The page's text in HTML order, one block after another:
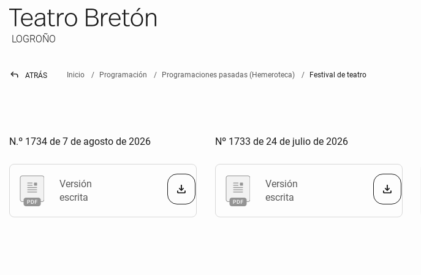
LOGROÑO
reply ATRÁS Inicio Programación Programaciones pasadas (Hemeroteca) Festival de teatro
N.º 1734 de 7 de agosto de 2026
Versión
escrita
Nº 1733 de 24 de julio de 2026
Versión
escrita